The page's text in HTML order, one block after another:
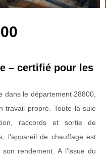
– certifié pour les
dans le département 28800,
travail propre. Toute la suie
raccords et sortie de
l’appareil de chauffage est
rendement. A l’issue du